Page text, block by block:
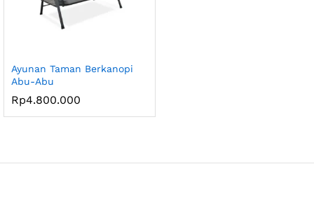
Ayunan Taman Berkanopi
Abu-Abu
Rp4.800.000